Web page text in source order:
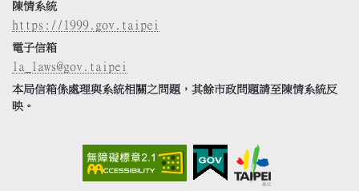
陳情系統
https://1999.gov.taipei
電子信箱
la_laws@gov.taipei
本局信箱係處理與系統相關之問題，其餘市政問題請至陳情系統反
映。